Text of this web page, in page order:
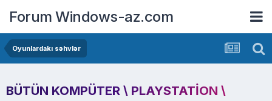
Forum Windows-az.com
Oyunlardakı səhvlər
BÜTÜN KOMPÜTER \ PLAYSTATION \